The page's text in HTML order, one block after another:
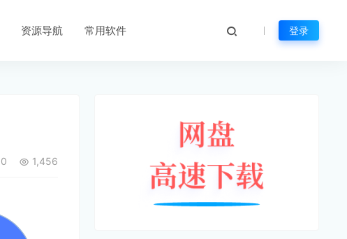
资源导航 常用软件 登录
0 1,456